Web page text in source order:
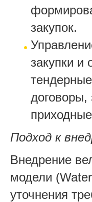
закупок.
закупки
договоры,
Подход к
Внедрение
модели
уточнения